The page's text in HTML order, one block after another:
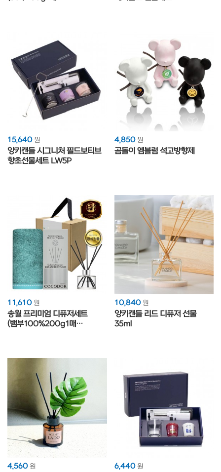
15,640 원
양키캔들 시그니처 필드보티브
향초선물세트 LW5P
4,850 원
곰돌이 엠블럼 석고방향제
11,610 원
송월 프리미엄 디퓨저세트
(뱀부100%200g1매
10,840 원
양키캔들 리드 디퓨저 선물
35ml
4,560 원 6,440 원